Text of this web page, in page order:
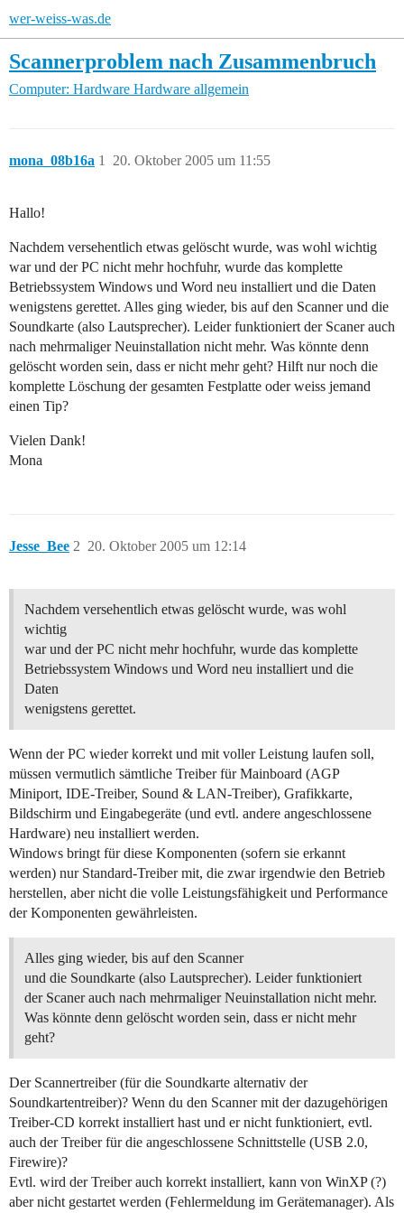
wer-weiss-was.de
Scannerproblem nach Zusammenbruch
Computer: Hardware Hardware allgemein
mona_08b16a 20. Oktober 2005 um 11:55
1
Hallo!
Nachdem versehentlich etwas gelöscht wurde, was wohl wichtig
war und der PC nicht mehr hochfuhr, wurde das komplette
Betriebssystem Windows und Word neu installiert und die Daten
wenigstens gerettet. Alles ging wieder, bis auf den Scanner und die
Soundkarte (also Lautsprecher). Leider funktioniert der Scaner auch
nach mehrmaliger Neuinstallation nicht mehr. Was könnte denn
gelöscht worden sein, dass er nicht mehr geht? Hilft nur noch die
komplette Löschung der gesamten Festplatte oder weiss jemand
einen Tip?
Vielen Dank!
Mona
Jesse_Bee 20. Oktober 2005 um 12:14
2
Nachdem versehentlich etwas gelöscht wurde, was wohl
wichtig
war und der PC nicht mehr hochfuhr, wurde das komplette
Betriebssystem Windows und Word neu installiert und die
Daten
wenigstens gerettet.
Wenn der PC wieder korrekt und mit voller Leistung laufen soll,
müssen vermutlich sämtliche Treiber für Mainboard (AGP
Miniport, IDE-Treiber, Sound & LAN-Treiber), Grafikkarte,
Bildschirm und Eingabegeräte (und evtl. andere angeschlossene
Hardware) neu installiert werden.
Windows bringt für diese Komponenten (sofern sie erkannt
werden) nur Standard-Treiber mit, die zwar irgendwie den Betrieb
herstellen, aber nicht die volle Leistungsfähigkeit und Performance
der Komponenten gewährleisten.
Alles ging wieder, bis auf den Scanner
und die Soundkarte (also Lautsprecher). Leider funktioniert
der Scaner auch nach mehrmaliger Neuinstallation nicht mehr.
Was könnte denn gelöscht worden sein, dass er nicht mehr
geht?
Der Scannertreiber (für die Soundkarte alternativ der
Soundkartentreiber)? Wenn du den Scanner mit der dazugehörigen
Treiber-CD korrekt installiert hast und er nicht funktioniert, evtl.
auch der Treiber für die angeschlossene Schnittstelle (USB 2.0,
Firewire)?
Evtl. wird der Treiber auch korrekt installiert, kann von WinXP (?)
aber nicht gestartet werden (Fehlermeldung im Gerätemanager). Als